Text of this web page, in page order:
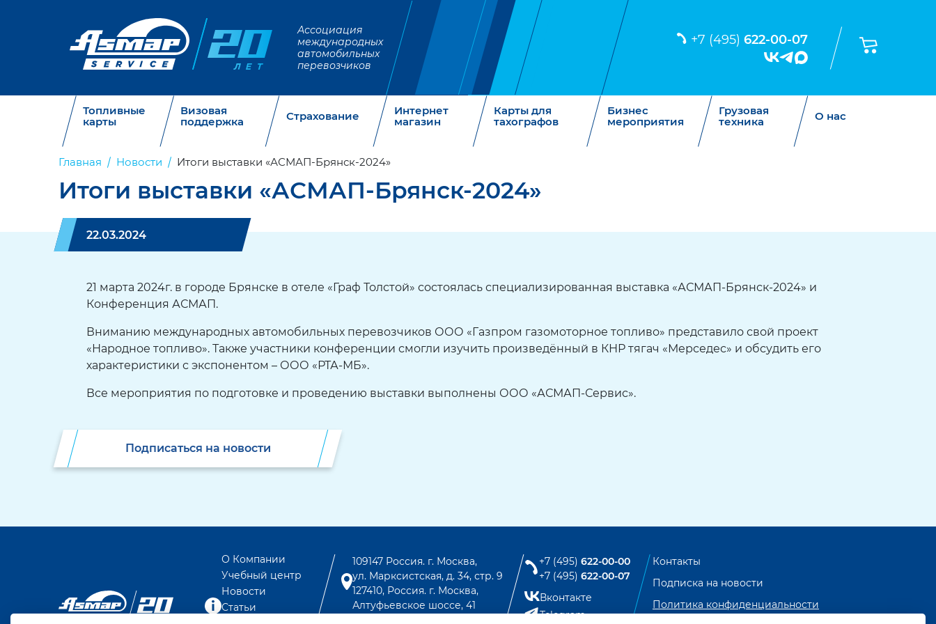
Ассоциация
международных
автомобильных
перевозчиков
+7 (495) 622-00-07
Топливные
карты
Визовая
поддержка
Страхование
Интернет
магазин
Карты для
тахографов
Бизнес
мероприятия
Грузовая
техника
О нас
Главная Новости Итоги выставки «АСМАП-Брянск-2024»
Итоги выставки «АСМАП-Брянск-2024»
22.03.2024
21 марта 2024г. в городе Брянске в отеле «Граф Толстой» состоялась специализированная выставка «АСМАП-Брянск-2024» и
Конференция АСМАП.
Вниманию международных автомобильных перевозчиков ООО «Газпром газомоторное топливо» представило свой проект
«Народное топливо». Также участники конференции смогли изучить произведённый в КНР тягач «Мерседес» и обсудить его
характеристики с экспонентом – ООО «РТА-МБ».
Все мероприятия по подготовке и проведению выставки выполнены ООО «АСМАП-Сервис».
Подписаться на новости
О Компании
Учебный центр
Новости
Статьи
109147 Россия. г. Москва,
ул. Марксистская, д. 34, стр. 9
127410, Россия. г. Москва,
Алтуфьевское шоссе, 41
+7 (495)622-00-00
+7 (495)622-00-07
Вконтакте
Telegram
Контакты
Подписка на новости
Политика конфиденциальности